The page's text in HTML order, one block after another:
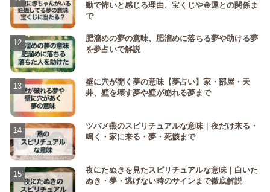
動で怖いと感じる理由、宝くじや金運との関係ま
で
肥溜めの夢の意味、肥溜めに落ちる夢や助ける夢
を夢占いで解説
壁に穴が開く夢の意味【夢占い】家・部屋・天
井、壁を壊す夢や壁が崩れる夢まで
ツバメ燕のスピリチュアルな意味｜夜だけ来る・
鳴く・家に来る・夢・死骸まで
夜にたぬきを見たスピリチュアルな意味｜白いた
ぬき・夢・逃げない時のサインまで徹底解説